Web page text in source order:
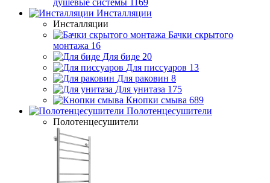
душевые системы 1169
Инсталляции
Инсталляции
Бачки скрытого
монтажа 16
Для биде 20
Для писсуаров 13
Для раковин 8
Для унитаза 175
Кнопки смыва 689
Полотенцесушители
Полотенцесушители